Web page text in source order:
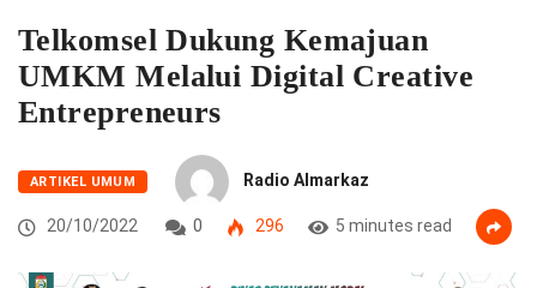
Telkomsel Dukung Kemajuan
UMKM Melalui Digital Creative
Entrepreneurs
ARTIKEL UMUM Radio Almarkaz
20/10/2022 0 296 5 minutes read